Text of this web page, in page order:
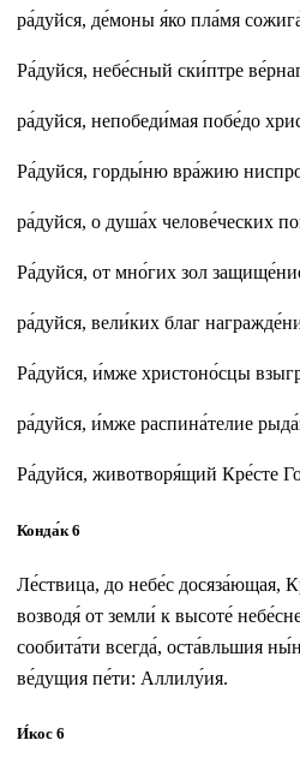
ра́дуйся, де́моны я́ко пла́мя
Ра́дуйся, небе́сный ски́птре
ра́дуйся, непобеди́мая побе́до
Ра́дуйся, горды́ню вра́жию
ра́дуйся, о душа́х челове́ческих
Ра́дуйся, от мно́гих зол
ра́дуйся, вели́ких благ
Ра́дуйся, и́мже христоно́сцы
ра́дуйся, и́мже распина́телие
Ра́дуйся, животворя́щий Кре́сте
Конда́к 6
Ле́ствица, до небе́с досяза́ющая,
возводя́ от земли́ к высоте́
сообита́ти всегда́, оста́вльшия
ве́дущия пе́ти: Аллилу́ия.
И́кос 6